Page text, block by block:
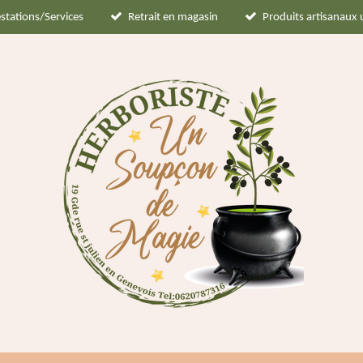
Services Retrait en magasin Produits artisanaux